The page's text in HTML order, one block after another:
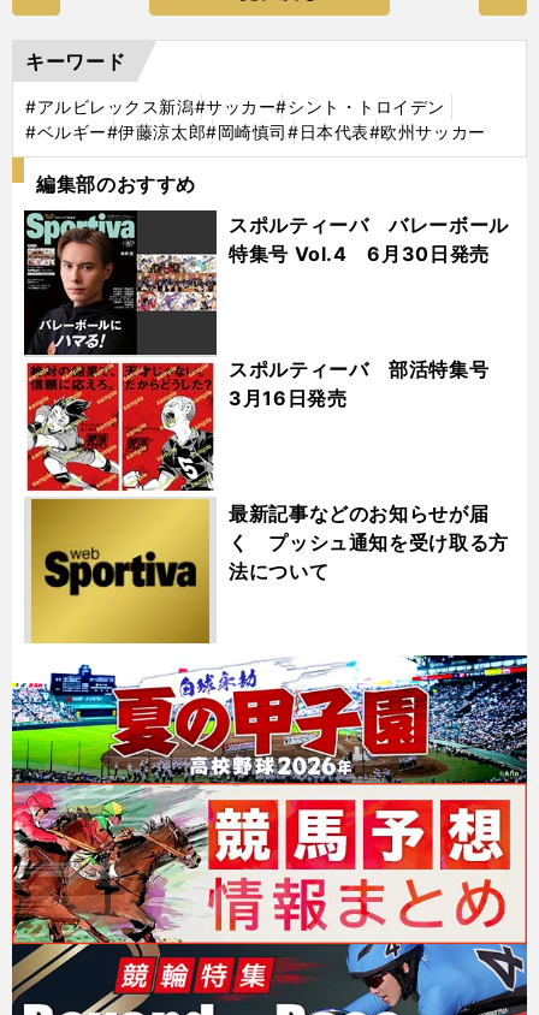
キーワード
#アルビレックス新潟#サッカー#シント・トロイデン
#ベルギー#伊藤涼太郎#岡崎慎司#日本代表#欧州サッカー
編集部のおすすめ
スポルティーバ バレーボール
特集号 Vol.4 6月30日発売
スポルティーバ 部活特集号
3月16日発売
最新記事などのお知らせが届
く プッシュ通知を受け取る方
法について